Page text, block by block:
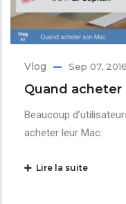
Vlog Sep 07, 2016
Quand acheter
Beaucoup
acheter leur Mac.
Lire la suite